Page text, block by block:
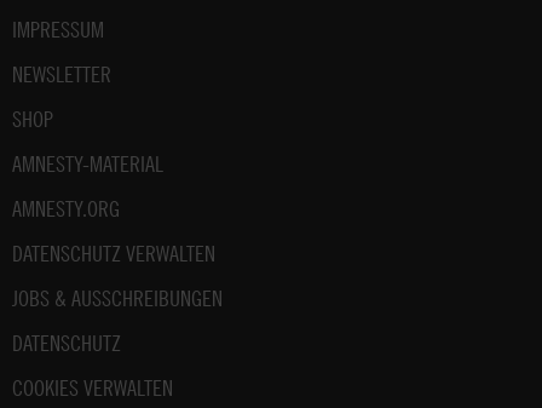
IMPRESSUM
NEWSLETTER
SHOP
AMNESTY-MATERIAL
AMNESTY.ORG
DATENSCHUTZ VERWALTEN
JOBS & AUSSCHREIBUNGEN
DATENSCHUTZ
COOKIES VERWALTEN